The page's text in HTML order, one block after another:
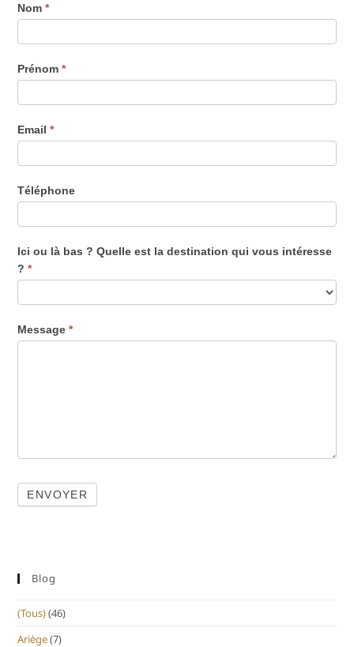
Nom*
Prénom*
Email*
Téléphone
Ici ou là bas ? Quelle est la destination qui vous intéresse
?*
Message*
Blog
(Tous)(46)
Ariège(7)